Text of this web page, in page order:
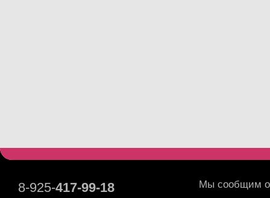
8-925-417-99-18
Мы сообщим о